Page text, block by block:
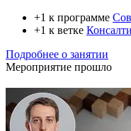
+1 к программе
+1 к ветке
Подробнее о занятии
Мероприятие прошло